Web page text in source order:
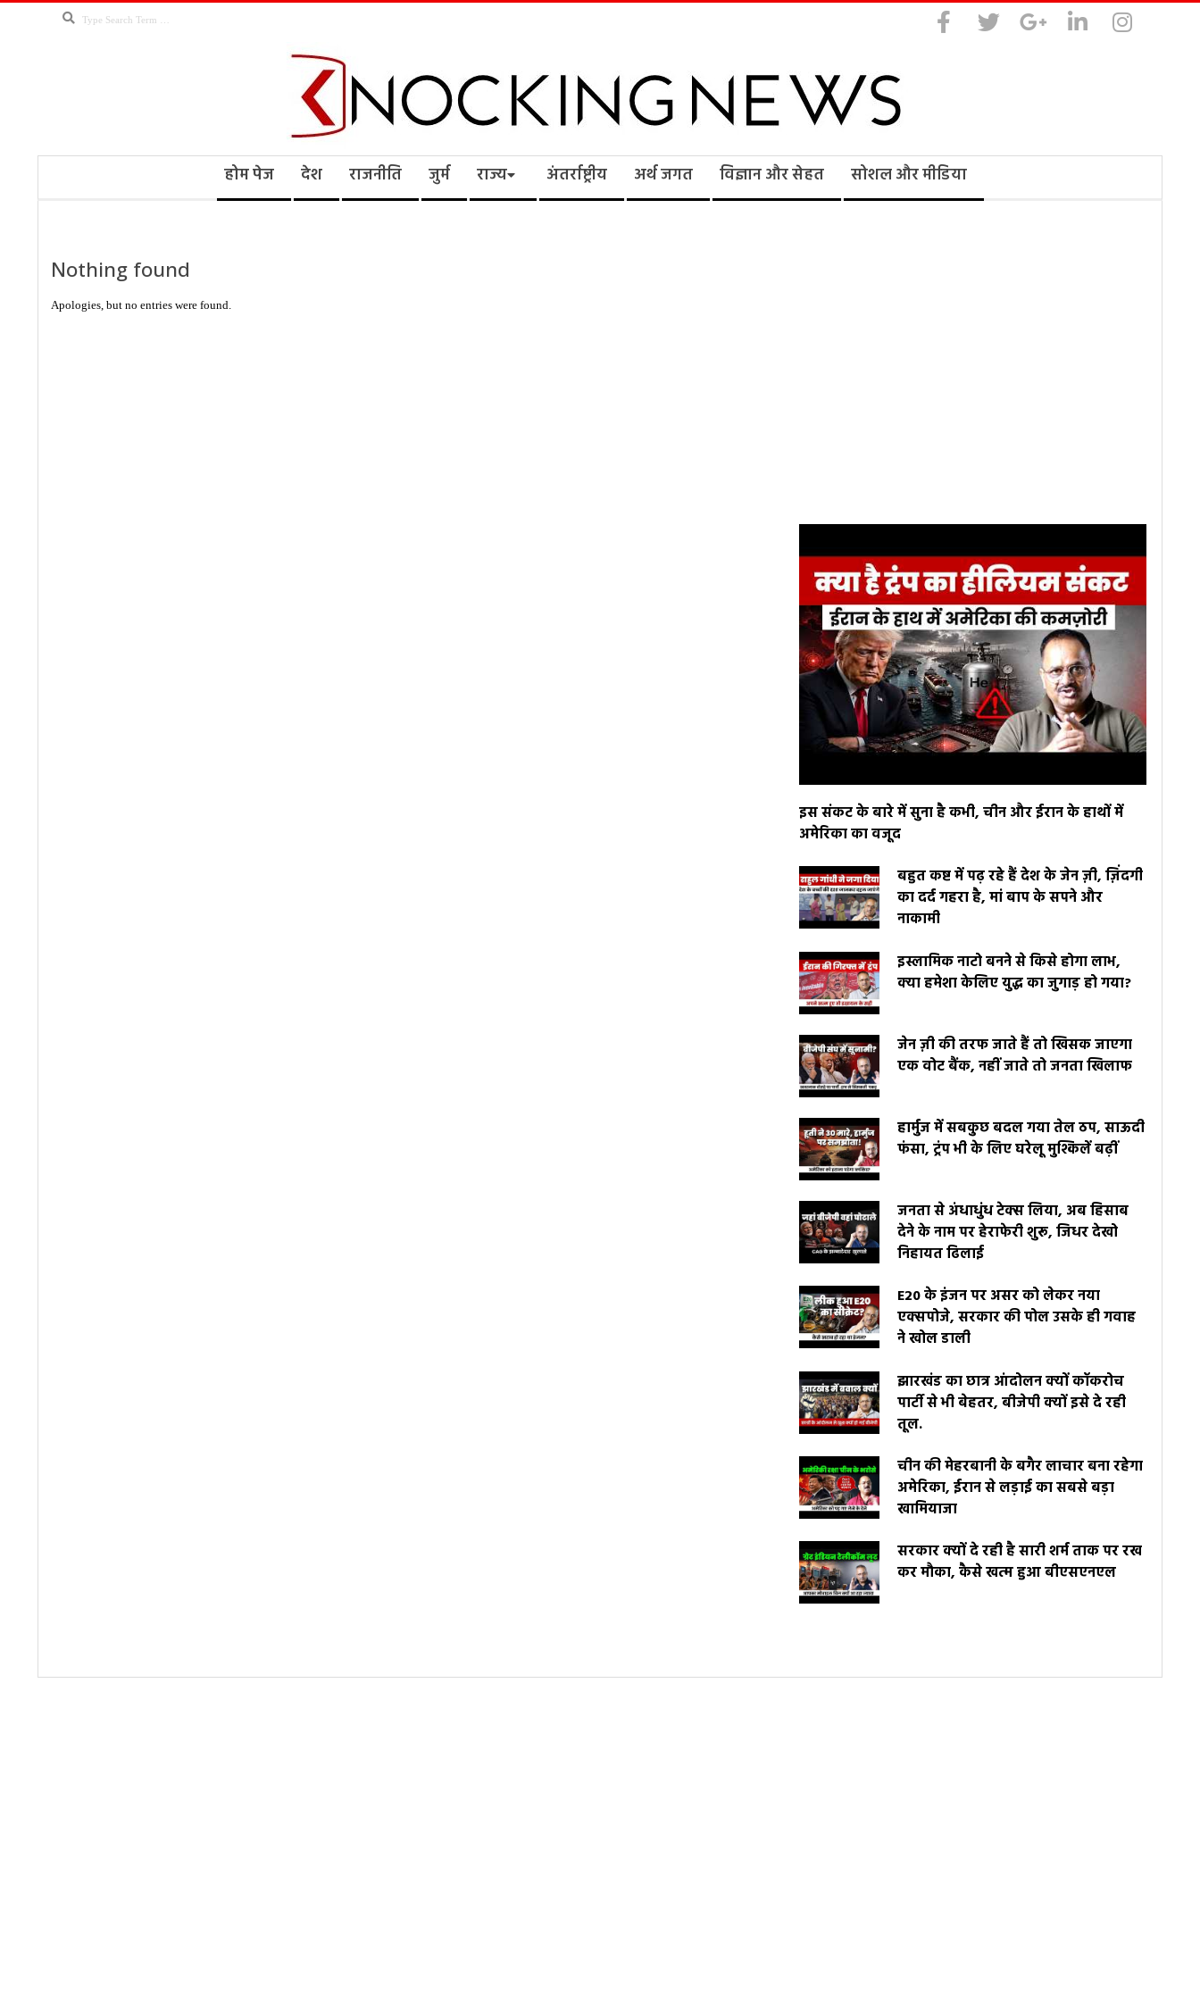
Search
Knocking
होम पेज देश राजनीति जुर्म राज्य अंतर्राष्ट्रीय अर्थ जगत विज्ञान और सेहत सोशल और मीडिया
Nothing found
Apologies, but no entries were found.
इस संकट के बारे में सुना है कभी, चीन और ईरान के हाथों में
अमेरिका का वजूद
बहुत कष्ट में पढ़ रहे हैं देश के जेन ज़ी, ज़िंदगी
का दर्द गहरा है, मां बाप के सपने और
नाकामी
इस्लामिक नाटो बनने से किसे होगा लाभ,
क्या हमेशा केलिए युद्ध का जुगाड़ हो गया?
जेन ज़ी की तरफ जाते हैं तो खिसक जाएगा
एक वोट बैंक, नहीं जाते तो जनता खिलाफ
हार्मुज में सबकुछ बदल गया तेल ठप, साऊदी
फंसा, ट्रंप भी के लिए घरेलू मुश्किलें बढ़ीं
जनता से अंधाधुंध टेक्स लिया, अब हिसाब
देने के नाम पर हेराफेरी शुरू, जिधर देखो
निहायत ढिलाई
E20 के इंजन पर असर को लेकर नया
एक्सपोजे, सरकार की पोल उसके ही गवाह
ने खोल डाली
झारखंड का छात्र आंदोलन क्यों कॉकरोच
पार्टी से भी बेहतर, बीजेपी क्यों इसे दे रही
तूल.
चीन की मेहरबानी के बगैर लाचार बना रहेगा
अमेरिका, ईरान से लड़ाई का सबसे बड़ा
खामियाजा
सरकार क्यों दे रही है सारी शर्म ताक पर रख
कर मौका, कैसे खत्म हुआ बीएसएनएल